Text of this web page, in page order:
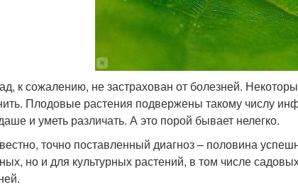
к сожалению, не застрахован от болезней.
Плодовые растения подвержены такому числу
и уметь различать. А это порой бывает нелегко.
точно поставленный диагноз – половина
но и для культурных растений, в том числе